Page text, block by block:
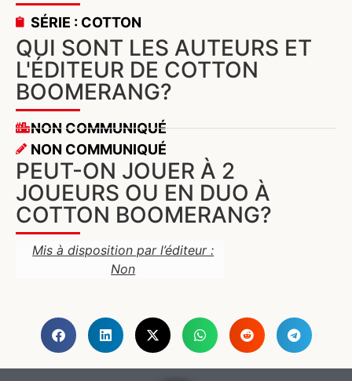
SÉRIE : COTTON
QUI SONT LES AUTEURS ET
L'ÉDITEUR DE COTTON
BOOMERANG?
NON COMMUNIQUÉ
NON COMMUNIQUÉ
PEUT-ON JOUER À 2
JOUEURS OU EN DUO À
COTTON BOOMERANG?
Mis à disposition par l’éditeur :
Non